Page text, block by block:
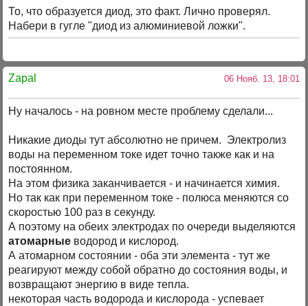
То, что образуется диод, это факт. Лично проверял.
Набери в гугле "диод из алюминиевой ложки".
Zapal 06 Нояб. 13, 18:01
Ну началось - на ровном месте проблему сделали...
Никакие диоды тут абсолютно не причем. Электролиз
воды на переменном токе идет точно также как и на
постоянном.
На этом физика заканчивается - и начинается химия.
Но так как при переменном токе - полюса меняются со
скоростью 100 раз в секунду.
А поэтому на обеих электродах по очереди выделяются
атомарные водород и кислород.
А атомарном состоянии - оба эти элемента - тут же
реагируют между собой обратно до состояния воды, и
возвращают энергию в виде тепла.
некоторая часть водорода и кислорода - успевает